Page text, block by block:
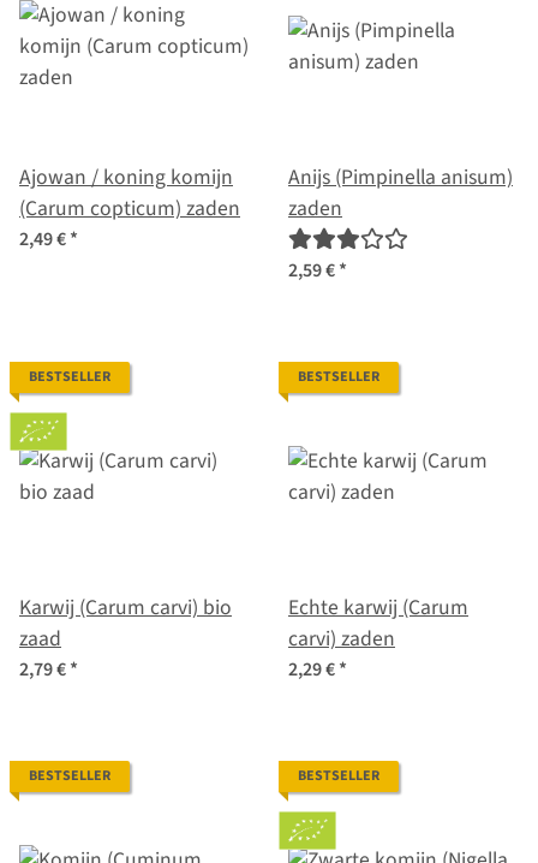
Ajowan / koning komijn
(Carum copticum) zaden
2,49 €*
Anijs (Pimpinella anisum)
zaden
2,59 €*
BESTSELLER
Karwij (Carum carvi) bio
zaad
2,79 €*
BESTSELLER
Echte karwij (Carum
carvi) zaden
2,29 €*
BESTSELLER BESTSELLER